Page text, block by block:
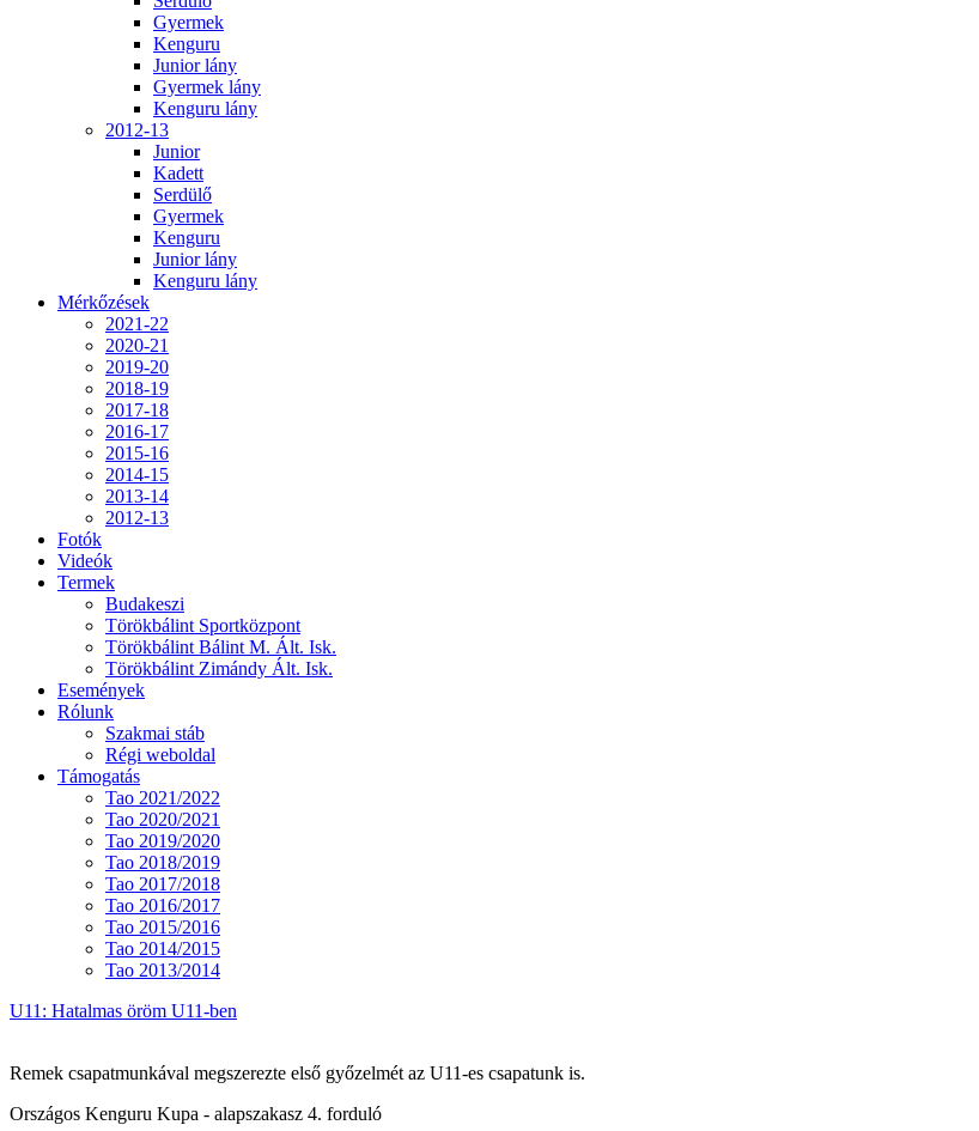
Gyermek
Kenguru
Junior lány
Gyermek lány
Kenguru lány
2012-13
Junior
Kadett
Serdülő
Gyermek
Kenguru
Junior lány
Kenguru lány
Mérkőzések
2021-22
2020-21
2019-20
2018-19
2017-18
2016-17
2015-16
2014-15
2013-14
2012-13
Fotók
Videók
Termek
Budakeszi
Törökbálint Sportközpont
Törökbálint Bálint M. Ált. Isk.
Törökbálint Zimándy Ált. Isk.
Események
Rólunk
Szakmai stáb
Régi weboldal
Támogatás
Tao 2021/2022
Tao 2020/2021
Tao 2019/2020
Tao 2018/2019
Tao 2017/2018
Tao 2016/2017
Tao 2015/2016
Tao 2014/2015
Tao 2013/2014
U11: Hatalmas öröm U11-ben
Remek csapatmunkával megszerezte első győzelmét az U11-es csapatunk is.
Országos Kenguru Kupa - alapszakasz 4. forduló